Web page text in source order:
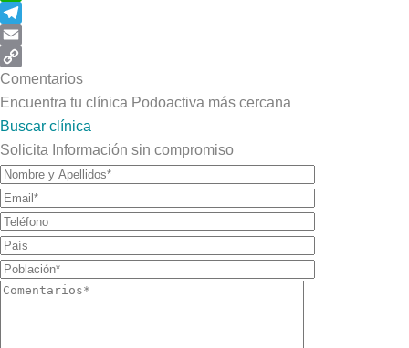
WhatsApp
Telegram
Email
Copy
Link
Comentarios
Encuentra tu clínica Podoactiva más cercana
Buscar clínica
Solicita Información sin compromiso